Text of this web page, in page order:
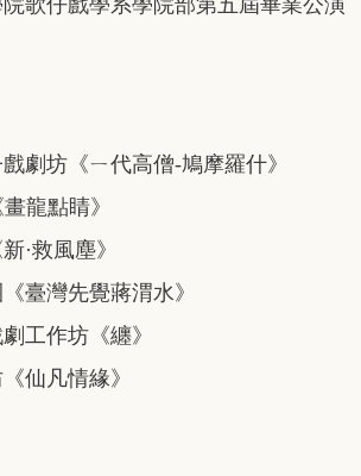
歌仔戲學系學院部第五屆畢業公演
劇坊《ㄧ代高僧-鳩摩羅什》
龍點睛》
·救風塵》
臺灣先覺蔣渭水》
工作坊《纏》
仙凡情緣》